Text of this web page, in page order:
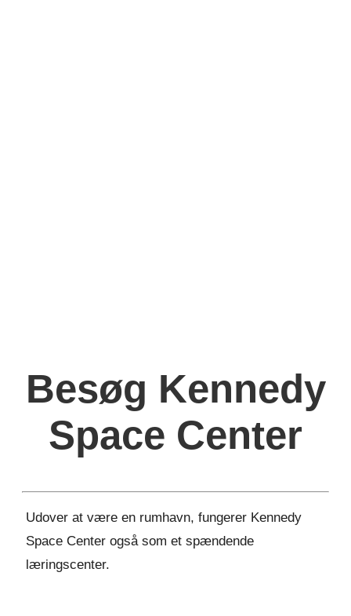
Besøg Kennedy
Space Center
Udover at være en rumhavn, fungerer Kennedy
Space Center også som et spændende
læringscenter.